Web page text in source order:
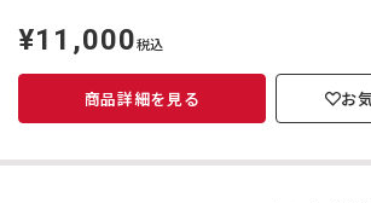
定
価
¥11,000税込
商品詳細を見る お